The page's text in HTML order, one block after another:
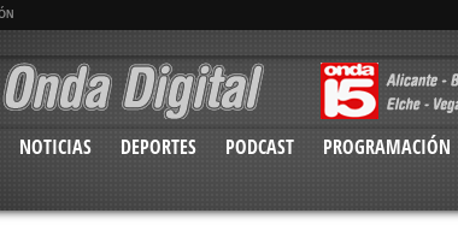
NOTICIAS DEPORTES PODCAST PROGRAMACIÓN